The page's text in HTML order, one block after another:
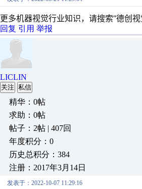
更多机器视觉行业知识，请搜索“德创
回复 引用 举报
LICLIN
关注 私信
精华：0帖
求助：0帖
帖子：2帖 | 407回
年度积分：0
历史总积分：384
注册：2017年3月14日
发表于：2022-10-07 11:29:16